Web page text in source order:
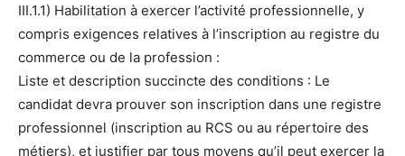
III.1.1) Habilitation à exercer l’activité professionnelle, y
compris exigences relatives à l’inscription au registre du
commerce ou de la profession :
Liste et description succincte des conditions : Le
candidat devra prouver son inscription dans une registre
professionnel (inscription au RCS ou au répertoire des
métiers), et justifier par tous moyens qu’il peut exercer la